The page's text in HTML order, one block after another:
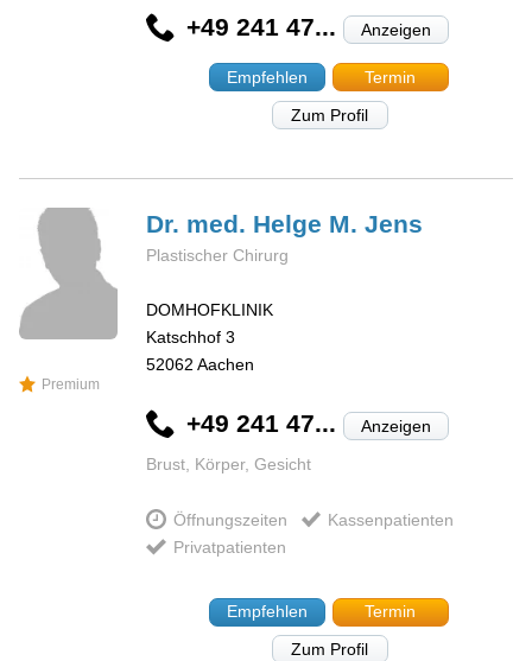
+49 241 47... Anzeigen
Empfehlen
Termin
Zum Profil
Premium
Dr. med. Helge M.Jens
Plastischer Chirurg
DOMHOFKLINIK
Katschhof 3
52062 Aachen
+49 241 47... Anzeigen
Brust, Körper, Gesicht
Öffnungszeiten
Kassenpatienten
Privatpatienten
Empfehlen
Termin
Zum Profil